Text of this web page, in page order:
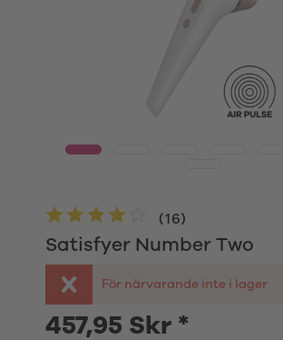
Satisfyer Number Two
(16)
För närvarande inte i lager
457,95 Skr *